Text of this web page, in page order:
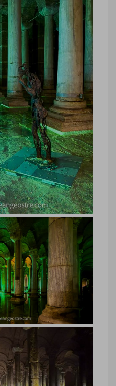
Istanbul
Istanbul ©
Istanbul